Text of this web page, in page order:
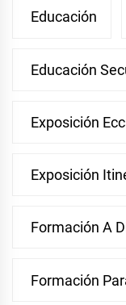
Educación
Educación
Exposición
Exposición
Formación A
Formación